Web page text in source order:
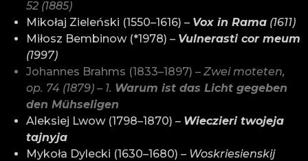
52 (1885)
Mikołaj Zieleński (1550–1616) – Vox in Rama (1611)
Miłosz Bembinow (*1978) – Vulnerasti cor meum
(1997)
Johannes Brahms (1833–1897) –Zwei moteten,
op. 74 (1879) – 1. Warum ist das Licht gegeben
den Mühseligen
Aleksiej Lwow (1798–1870) – Wieczieri twojeja
tajnyja
Mykoła Dylecki (1630–1680) – Woskriesienskij